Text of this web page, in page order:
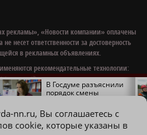
рекламы», «Новости компании» оплачены
несет ответственности за достоверность
в рекламных объявлениях.
рекомендательные технологии:
,smi2.
«Нижегородская правда»
В Госдуме разъяснили
порядок смены
nn.ru, Вы соглашаетесь с
cookie, которые указаны в